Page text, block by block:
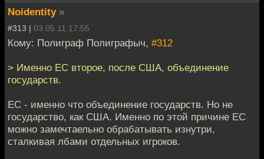
Noidentity »
#313 | 03.05.11 17:55
Кому: Полиграф Полиграфыч, #312
> Именно ЕС второе, после США, объединение
государств.
ЕС - именно что объединение государств. Но не
государство, как США. Именно по этой причине ЕС
можно замечтаельно обрабатывать изнутри,
сталкивая лбами отдельных игроков.